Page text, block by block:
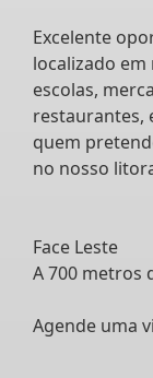
Excelente
localizado
escolas,
restaurantes,
quem
no nosso
Face Leste
A 700 metros
Agende uma